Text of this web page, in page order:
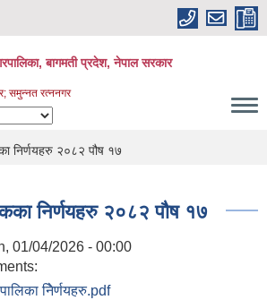
बागमती प्रदेश, नेपाल सरकार
समुन्नत रत्ननगर
निर्णयहरु २०८२ पौष १७
निर्णयहरु २०८२ पौष १७
01/04/2026 - 00:00
निेर्णयहरु.pdf